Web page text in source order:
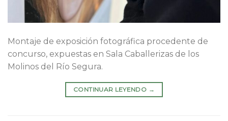
Montaje de exposición fotográfica procedente de
concurso, expuestas en Sala Caballerizas de los
Molinos del Río Segura.
CONTINUAR LEYENDO →